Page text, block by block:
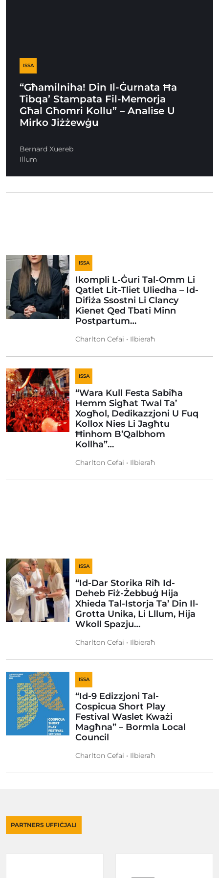
ISSA
“Għamilniha! Din Il-Ġurnata Ħa
Tibqa’ Stampata Fil-Memorja
Għal Għomri Kollu” – Analise U
Mirko Jiżżewġu
Bernard Xuereb
Illum
ISSA
Ikompli L-Ġuri Tal-Omm Li
Qatlet Lit-Tliet Uliedha – Id-
Difiża Ssostni Li Clancy
Kienet Qed Tbati Minn
Postpartum…
Charlton Cefai • Ilbieraħ
ISSA
“Wara Kull Festa Sabiħa
Hemm Sigħat Twal Ta’
Xogħol, Dedikazzjoni U Fuq
Kollox Nies Li Jagħtu
Ħinhom B’Qalbhom
Kollha”…
Charlton Cefai • Ilbieraħ
ISSA
“Id-Dar Storika Riħ Id-
Deheb Fiż-Żebbuġ Hija
Xhieda Tal-Istorja Ta’ Din Il-
Grotta Unika, Li Lllum, Hija
Wkoll Spazju…
Charlton Cefai • Ilbieraħ
ISSA
“Id-9 Edizzjoni Tal-
Cospicua Short Play
Festival Waslet Kważi
Magħna” – Bormla Local
Council
Charlton Cefai • Ilbieraħ
PARTNERS UFFIĊJALI